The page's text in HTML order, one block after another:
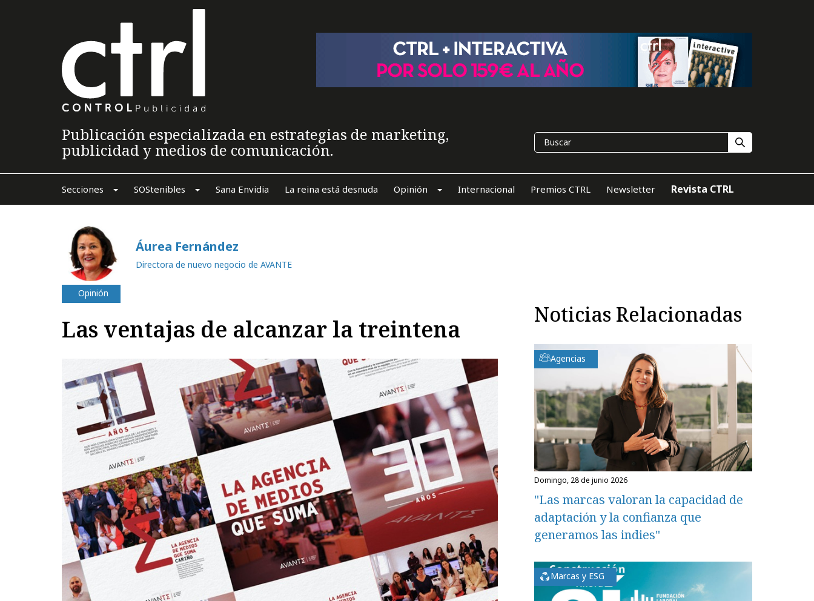
Publicación especializada en estrategias de marketing,
publicidad y medios de comunicación.
Secciones SOStenibles Sana Envidia La reina está desnuda Opinión Internacional Premios CTRL Newsletter Revista CTRL
Áurea Fernández
Directora de nuevo negocio de AVANTE
Opinión
Las ventajas de alcanzar la treintena
Noticias Relacionadas
Agencias
domingo, 28 de junio 2026
"Las marcas valoran la capacidad de
adaptación y la confianza que
generamos las indies"
Marcas y ESG